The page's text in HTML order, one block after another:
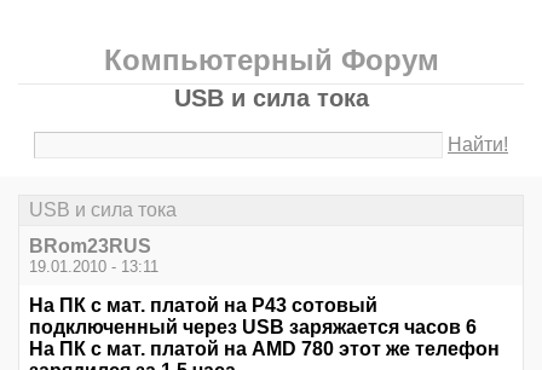
Компьютерный Форум
USB и сила тока
Найти!
USB и сила тока
BRom23RUS
19.01.2010 - 13:11
На ПК с мат. платой на Р43 сотовый
подключенный через USB заряжается часов 6
На ПК с мат. платой на AMD 780 этот же телефон